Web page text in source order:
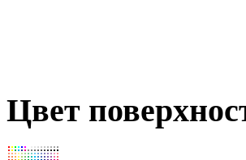
Цвет